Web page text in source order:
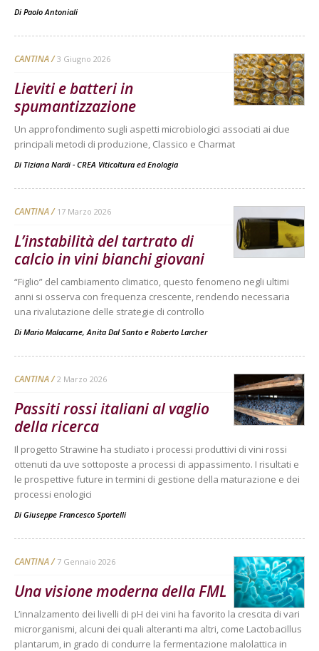
Di Paolo Antoniali
CANTINA 3 Giugno 2026
Lieviti e batteri in
spumantizzazione
Un approfondimento sugli aspetti microbiologici associati ai due
principali metodi di produzione, Classico e Charmat
Di Tiziana Nardi - CREA Viticoltura ed Enologia
CANTINA 17 Marzo 2026
L’instabilità del tartrato di
calcio in vini bianchi giovani
“Figlio” del cambiamento climatico, questo fenomeno negli ultimi
anni si osserva con frequenza crescente, rendendo necessaria
una rivalutazione delle strategie di controllo
Di Mario Malacarne, Anita Dal Santo e Roberto Larcher
CANTINA 2 Marzo 2026
Passiti rossi italiani al vaglio
della ricerca
Il progetto Strawine ha studiato i processi produttivi di vini rossi
ottenuti da uve sottoposte a processi di appassimento. I risultati e
le prospettive future in termini di gestione della maturazione e dei
processi enologici
Di Giuseppe Francesco Sportelli
CANTINA 7 Gennaio 2026
Una visione moderna della FML
L’innalzamento dei livelli di pH dei vini ha favorito la crescita di vari
microrganismi, alcuni dei quali alteranti ma altri, come Lactobacillus
plantarum, in grado di condurre la fermentazione malolattica in